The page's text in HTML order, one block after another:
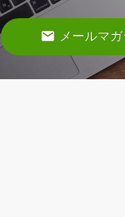
email メールマ